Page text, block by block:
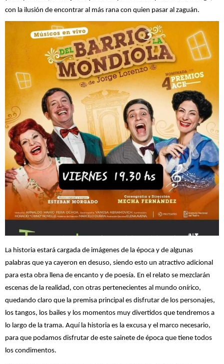
con la ilusión de encontrar al más rana con quien pasar al zaguán.
La historia estará cargada de imágenes de la época y de algunas
palabras que ya cayeron en desuso, siendo esto un atractivo adicional
para esta obra llena de encanto y de poesía. En el relato se mezclarán
escenas de la realidad, con otras pertenecientes al mundo onírico,
quedando claro que la premisa principal es disfrutar de los personajes,
los tangos, los bailes y los momentos muy divertidos que tendremos a
lo largo de la trama. Aquí la historia es la excusa y el marco necesario,
para que podamos disfrutar de este sainete de época que tiene todos
los condimentos.